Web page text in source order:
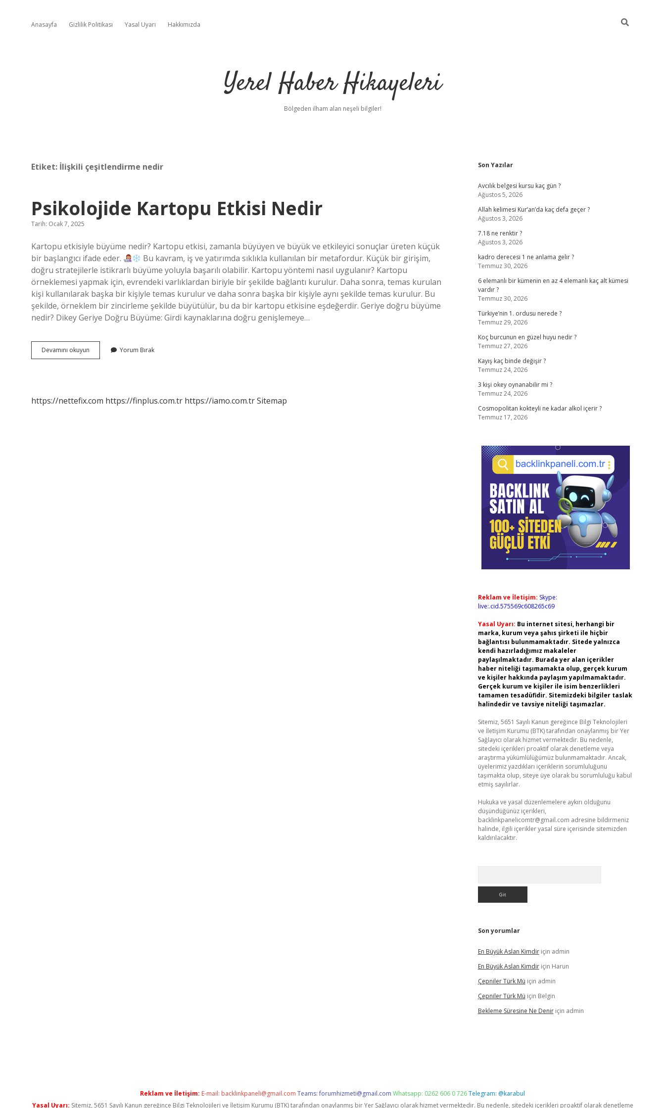
Anasayfa Gizlilik Politikası Yasal Uyarı Hakkımızda
Yerel Haber Hikayeleri
Bölgeden ilham alan neşeli bilgiler!
Etiket: İlişkili çeşitlendirme nedir
Psikolojide Kartopu Etkisi Nedir
Tarih: Ocak 7, 2025
Kartopu etkisiyle büyüme nedir? Kartopu etkisi, zamanla büyüyen ve büyük ve etkileyici sonuçlar üreten küçük
bir başlangıcı ifade eder.
Bu kavram, iş ve yatırımda sıklıkla kullanılan bir metafordur. Küçük bir girişim,
doğru stratejilerle istikrarlı büyüme yoluyla başarılı olabilir. Kartopu yöntemi nasıl uygulanır? Kartopu
örneklemesi yapmak için, evrendeki varlıklardan biriyle bir şekilde bağlantı kurulur. Daha sonra, temas kurulan
kişi kullanılarak başka bir kişiyle temas kurulur ve daha sonra başka bir kişiyle aynı şekilde temas kurulur. Bu
şekilde, örneklem bir zincirleme şekilde büyütülür, bu da bir kartopu etkisine eşdeğerdir. Geriye doğru büyüme
nedir? Dikey Geriye Doğru Büyüme: Girdi kaynaklarına doğru genişlemeye…
Devamını okuyun Psikolojide
Kartopu
Yorum Bırak
https://nettefix.com https://finplus.com.tr https://iamo.com.trSitemap
Sidebar
Son Yazılar
Avcılık belgesi kursu kaç gün ?
Ağustos 5, 2026
Allah kelimesi Kur’an’da kaç defa geçer ?
Ağustos 3, 2026
7.18 ne renktir ?
Ağustos 3, 2026
kadro derecesi 1 ne anlama gelir ?
Temmuz 30, 2026
6 elemanlı bir kümenin en az 4 elemanlı kaç alt kümesi
vardır ?
Temmuz 30, 2026
Türkiye’nin 1. ordusu nerede ?
Temmuz 29, 2026
Koç burcunun en güzel huyu nedir ?
Temmuz 27, 2026
Kayış kaç binde değişir ?
Temmuz 24, 2026
3 kişi okey oynanabilir mi ?
Temmuz 24, 2026
Cosmopolitan kokteyli ne kadar alkol içerir ?
Temmuz 17, 2026
Reklam ve İletişim: Skype:
live:.cid.575569c608265c69
Yasal Uyarı: Bu internet sitesi, herhangi bir
marka, kurum veya şahıs şirketi ile hiçbir
bağlantısı bulunmamaktadır. Sitede yalnızca
kendi hazırladığımız makaleler
paylaşılmaktadır. Burada yer alan içerikler
haber niteliği taşımamakta olup, gerçek kurum
ve kişiler hakkında paylaşım yapılmamaktadır.
Gerçek kurum ve kişiler ile isim benzerlikleri
tamamen tesadüfidir. Sitemizdeki bilgiler taslak
halindedir ve tavsiye niteliği taşımazlar.
Sitemiz, 5651 Sayılı Kanun gereğince Bilgi Teknolojileri
ve İletişim Kurumu (BTK) tarafından onaylanmış bir Yer
Sağlayıcı olarak hizmet vermektedir. Bu nedenle,
sitedeki içerikleri proaktif olarak denetleme veya
araştırma yükümlülüğümüz bulunmamaktadır. Ancak,
üyelerimiz yazdıkları içeriklerin sorumluluğunu
taşımakta olup, siteye üye olarak bu sorumluluğu kabul
etmiş sayılırlar.
Hukuka ve yasal düzenlemelere aykırı olduğunu
düşündüğünüz içerikleri,
backlinkpanelicomtr@gmail.com adresine bildirmeniz
halinde, ilgili içerikler yasal süre içerisinde sitemizden
kaldırılacaktır.
Son yorumlar
En Büyük Aslan Kimdiriçin admin
En Büyük Aslan Kimdiriçin Harun
Çepniler Türk Mü için admin
Çepniler Türk Mü için Belgin
Bekleme Süresine Ne Deniriçin admin
Reklam ve İletişim: E-mail: backlinkpaneli@gmail.com Teams:forumhizmeti@gmail.com Whatsapp: 0262 606 0 726Telegram: @karabul
Yasal Uyarı: Sitemiz, 5651 Sayılı Kanun gereğince Bilgi Teknolojileri ve İletişim Kurumu (BTK) tarafından onaylanmış bir Yer Sağlayıcı olarak hizmet vermektedir. Bu nedenle, sitedeki içerikleri proaktif olarak denetleme